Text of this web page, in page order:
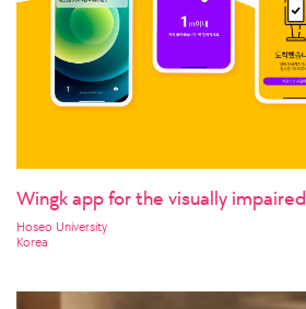
Wingk app for the visually impaired
Hoseo University
Korea